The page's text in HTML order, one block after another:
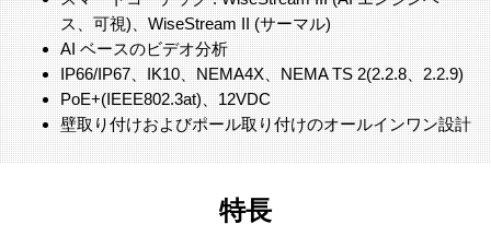
ス、可視)、WiseStream II (サーマル)
AI ベースのビデオ分析
IP66/IP67、IK10、NEMA4X、NEMA TS 2(2.2.8、2.2.9)
PoE+(IEEE802.3at)、12VDC
壁取り付けおよびポール取り付けのオールインワン設計
特長